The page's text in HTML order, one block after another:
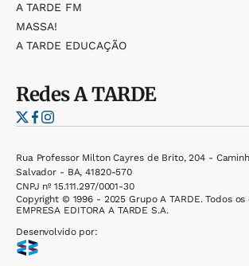
A TARDE FM
MASSA!
A TARDE EDUCAÇÃO
RedesA TARDE
Rua Professor Milton Cayres de Brito, 204 -
Salvador - BA, 41820-570
CNPJ nº 15.111.297/0001-30
Copyright © 1996 - 2025 Grupo A TARDE. Todos
EMPRESA EDITORA A TARDE S.A.
Desenvolvido por: